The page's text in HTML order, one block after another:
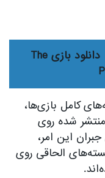
دانلود بازی The
نسخه‌های کامل بازی‌ها،
منتشر شده روی
این امر،
الحاقی روی